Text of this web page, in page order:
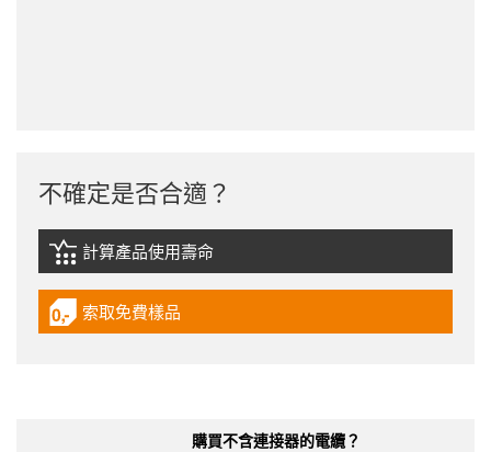
不確定是否合適？
igus-icon-lebensdauerrechner
計算產品使用壽命
igus-icon-gratismuster
索取免費樣品
購買不含連接器的電纜？